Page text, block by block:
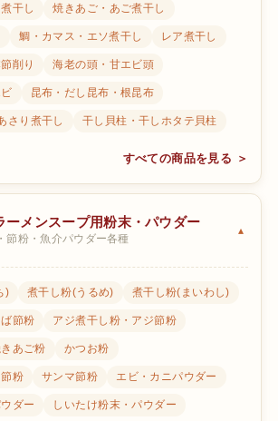
干し 焼きあご・あご煮干し
鯛・カマス・エソ煮干し レア煮干し
削り 海老の頭・甘エビ頭
昆布・だし昆布・根昆布
さり煮干し 干し貝柱・干しホタテ貝柱
すべての商品を見る ＞
ーメンスープ用粉末・パウダー
節粉・魚介パウダー各種
) 煮干し粉(うるめ) 煮干し粉(まいわし)
節粉 アジ煮干し粉・アジ節粉
あご粉 かつお粉
粉 サンマ節粉 エビ・カニパウダー
ダー しいたけ粉末・パウダー